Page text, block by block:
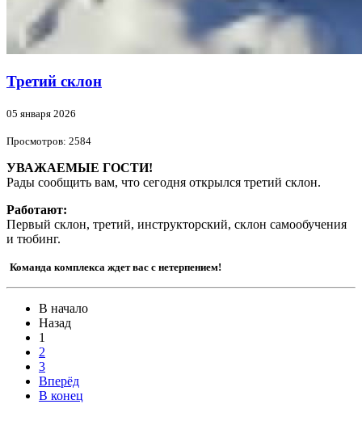
Третий склон
05 января 2026
Просмотров: 2584
УВАЖАЕМЫЕ ГОСТИ!
Рады сообщить вам, что сегодня открылся третий склон.
Работают:
Первый склон, третий, инструкторский, склон самообучения
и тюбинг.
Команда комплекса ждет вас с нетерпением!
В начало
Назад
1
2
3
Вперёд
В конец